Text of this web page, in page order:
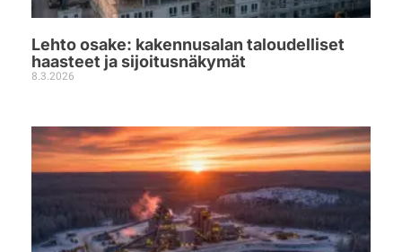
Lehto osake: kakennusalan taloudelliset
haasteet ja sijoitusnäkymät
8.3.2026